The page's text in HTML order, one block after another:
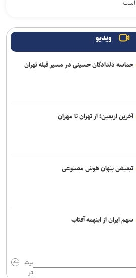
است
کوچک‌مقیاس/ راز کلید گذار از صنعت
انرژی چیست؟
به مرز‌های اربعین / تردد روان در
نقاط مازندران و ارتفاعات البرز مرکزی
استان / تهرانی‌ها امروز منتظر وزش باد و
و نیرو برای مدیریت هوشمند
زمین هشدار علمی برای زیرساخت
تولید فناورانه شرط عبور اقتصاد ایران از
ویدیو
حماسه دلدادگان حسینی در مسیر قبله تهران
آخرین اربعین؛ از تهران تا مهران
تبعیض پنهان هوش مصنوعی
سهم ایران از اینهمه آفتاب
بیش
تر